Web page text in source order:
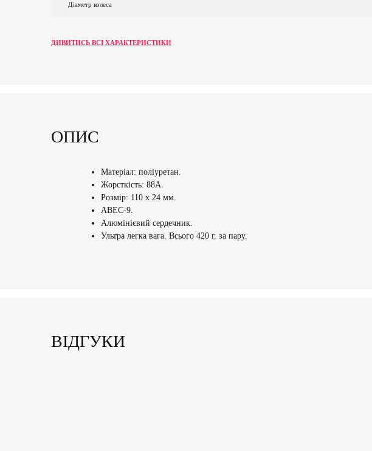
Діаметр колеса
ДИВИТИСЬ ВСІ ХАРАКТЕРИСТИКИ
ОПИС
Матеріал: поліуретан.
Жорсткість: 88А.
Розмір: 110 х 24 мм.
ABEC-9.
Алюмінієвий сердечник.
Ультра легка вага. Всього 420 г. за пару.
ВІДГУКИ